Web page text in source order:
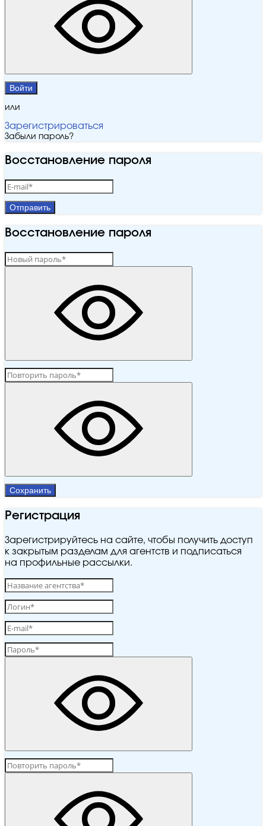
Войти
или
Зарегистрироваться
Забыли пароль?
Восстановление пароля
Отправить
Восстановление пароля
Сохранить
Регистрация
Зарегистрируйтесь на сайте, чтобы получить доступ
к закрытым разделам для агентств и подписаться
на профильные рассылки.